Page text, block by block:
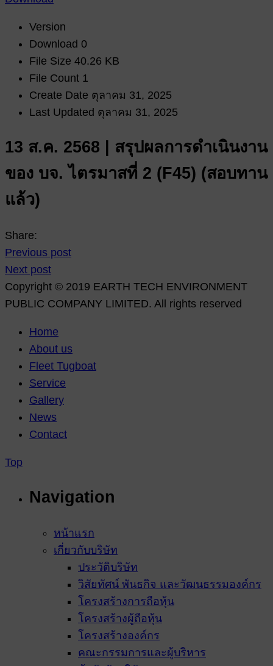
Version
Download 0
File Size 40.26 KB
File Count 1
Create Date ตุลาคม 31, 2025
Last Updated ตุลาคม 31, 2025
13 ส.ค. 2568 | สรุปผลการดำเนินงาน
ของ บจ. ไตรมาสที่ 2 (F45) (สอบทาน
แล้ว)
Share:
Previous post
Next post
Copyright © 2019 EARTH TECH ENVIRONMENT
PUBLIC COMPANY LIMITED. All rights reserved
Home
About us
Fleet Tugboat
Service
Gallery
News
Contact
Top
Navigation
หน้าแรก
เกี่ยวกับบริษัท
ประวัติบริษัท
วิสัยทัศน์ พันธกิจ และวัฒนธรรมองค์กร
โครงสร้างการถือหุ้น
โครงสร้างผู้ถือหุ้น
โครงสร้างองค์กร
คณะกรรมการและผู้บริหาร